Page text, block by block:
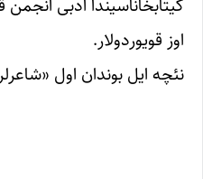
اوز قویوردولار.
نئچه ایل بوندان اول